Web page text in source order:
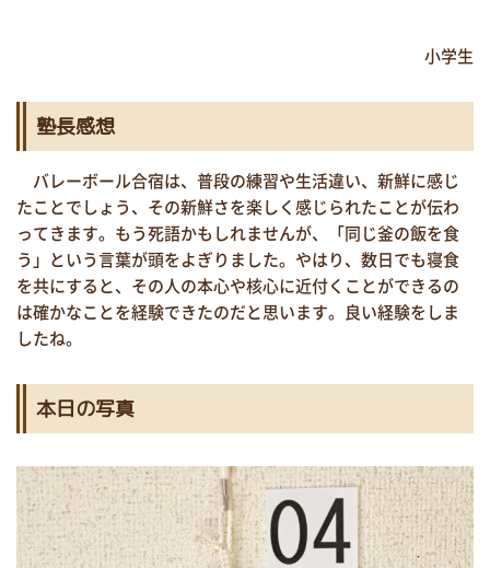
小学生
塾長感想
バレーボール合宿は、普段の練習や生活違い、新鮮に感じ
たことでしょう、その新鮮さを楽しく感じられたことが伝わ
ってきます。もう死語かもしれませんが、「同じ釜の飯を食
う」という言葉が頭をよぎりました。やはり、数日でも寝食
を共にすると、その人の本心や核心に近付くことができるの
は確かなことを経験できたのだと思います。良い経験をしま
したね。
本日の写真